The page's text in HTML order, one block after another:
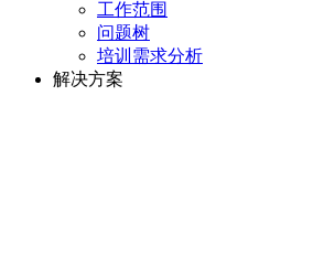
工作范围
问题树
培训需求分析
解决方案